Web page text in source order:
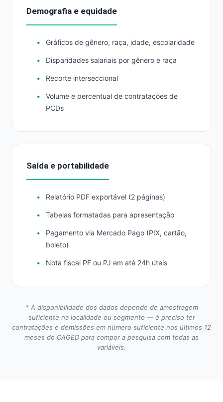
Demografia e equidade
Gráficos de gênero, raça, idade, escolaridade
Disparidades salariais por gênero e raça
Recorte interseccional
Volume e percentual de contratações de
PCDs
Saída e portabilidade
Relatório PDF exportável (2 páginas)
Tabelas formatadas para apresentação
Pagamento via Mercado Pago (PIX, cartão,
boleto)
Nota fiscal PF ou PJ em até 24h úteis
* A disponibilidade dos dados depende de amostragem
suficiente na localidade ou segmento — é preciso ter
contratações e demissões em número suficiente nos últimos 12
meses do CAGED para compor a pesquisa com todas as
variáveis.